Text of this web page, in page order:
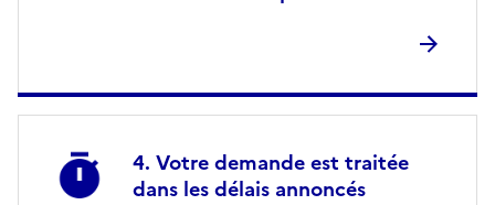
Votre demande est traitée
dans les délais annoncés